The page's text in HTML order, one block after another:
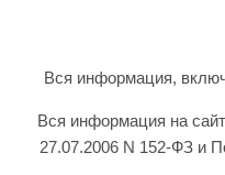
Вся информация,
Вся информация на
27.07.2006 N 152-ФЗ и